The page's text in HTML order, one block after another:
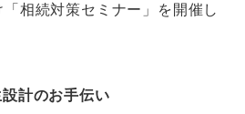
相続対策セミナー」を開催し
設計のお手伝い